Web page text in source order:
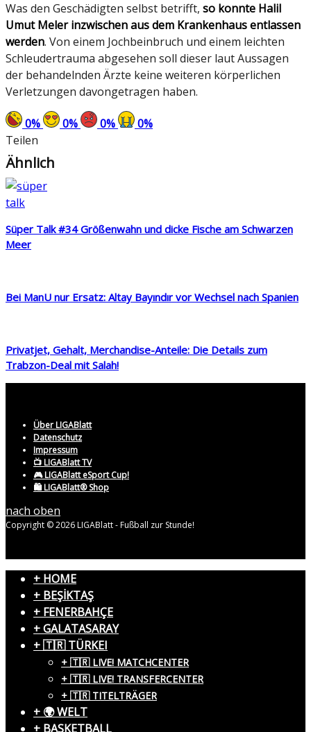
Was den Geschädigten selbst betrifft, so konnte Halil
Umut Meler inzwischen aus dem Krankenhaus entlassen
werden. Von einem Jochbeinbruch und einem leichten
Schleudertrauma abgesehen soll dieser laut Aussagen
der behandelnden Ärzte keine weiteren körperlichen
Verletzungen davongetragen haben.
0% 0% 0% 0%
Teilen
Ähnlich
Süper Talk #34 Größenwahn und dicke Fische am Schwarzen
Meer
Bei ManU nur Ersatz: Altay Bayındır vor Wechsel nach Spanien
Privatjet, Gehalt, Merchandise-Anteile: Die Details zum
Trabzon-Deal mit Salah!
Über LIGABlatt
Datenschutz
Impressum
📺 LIGABlatt TV
🎮 LIGABlatt eSport Cup!
🛍️ LIGABlatt® Shop
nach oben
Copyright © 2026 LIGABlatt - Fußball zur Stunde!
+ HOME
+ BEŞİKTAŞ
+ FENERBAHÇE
+ GALATASARAY
+ 🇹🇷 TÜRKEI
+ 🇹🇷 LIVE! MATCHCENTER
+ 🇹🇷 LIVE! TRANSFERCENTER
+ 🇹🇷 TITELTRÄGER
+ 🌍 WELT
+ BASKETBALL